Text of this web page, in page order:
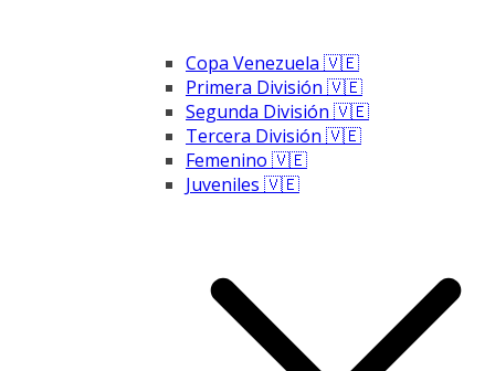
Copa Venezuela 🇻🇪
Primera División 🇻🇪
Segunda División 🇻🇪
Tercera División 🇻🇪
Femenino 🇻🇪
Juveniles 🇻🇪